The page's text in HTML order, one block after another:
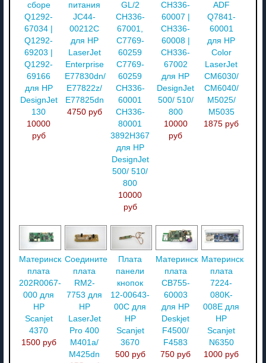
сборе
Q1292-
67034 |
Q1292-
69203 |
Q1292-
69166
для HP
DesignJet
130
10000
руб
питания
JC44-
00212C
для HP
LaserJet
Enterprise
E77830dn/
E77822z/
E77825dn
4750 руб
GL/2
СН336-
67001,
С7769-
60259
С7769-
60259
CH336-
60001
CH336-
80001
3892H367
для HP
DesignJet
500/ 510/
800
10000
руб
CH336-
60007 |
CH336-
60008 |
CH336-
67002
для HP
DesignJet
500/ 510/
800
10000
руб
ADF
Q7841-
60001
для HP
Color
LaserJet
CM6030/
CM6040/
M5025/
M5035
1875 руб
Материнская
плата
202R0067-
000 для
HP
Scanjet
4370
1500 руб
Соединительная
плата
RM2-
7753 для
HP
LaserJet
Pro 400
M401a/
M425dn
Плата
панели
кнопок
12-00643-
00C для
HP
Scanjet
3670
500 руб
Материнская
плата
CB755-
60003
для HP
Deskjet
F4500/
F4583
750 руб
Материнская
плата
7224-
080K-
008E для
HP
Scanjet
N6350
1000 руб